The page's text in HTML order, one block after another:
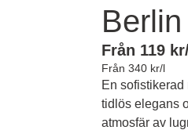
Från 119
Från 340 kr/l
En
tidlös elegans
atmosfär av